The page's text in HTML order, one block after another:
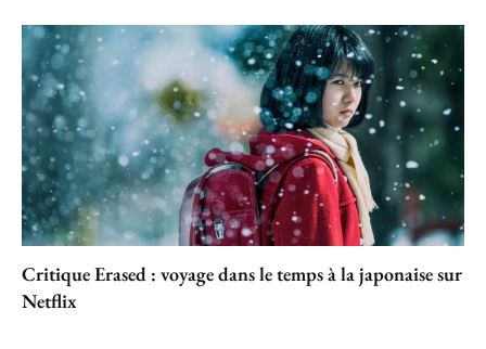
Critique Erased : voyage dans le temps à la japonaise sur
Netflix